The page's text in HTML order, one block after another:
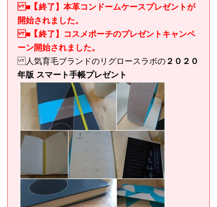
■【終了】本革コンドームケースプレゼントが
開始されました。
■【終了】コスメポーチのプレゼントキャンペ
ーン開始されました。
人気育毛ブランドのリグロースラボの ２０２０
年版 スマート手帳プレゼント